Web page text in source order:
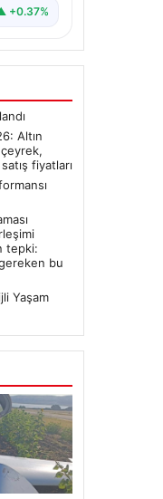
+0.37%
Altın
fiyatları
tepki:
bu
Yaşam